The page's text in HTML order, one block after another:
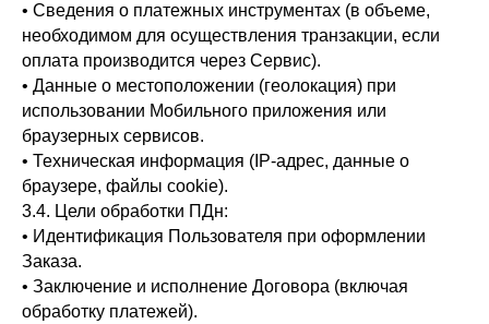
• Сведения о платежных инструментах (в объеме,
необходимом для осуществления транзакции, если
оплата производится через Сервис).
• Данные о местоположении (геолокация) при
использовании Мобильного приложения или
браузерных сервисов.
• Техническая информация (IP-адрес, данные о
браузере, файлы cookie).
3.4. Цели обработки ПДн:
• Идентификация Пользователя при оформлении
Заказа.
• Заключение и исполнение Договора (включая
обработку платежей).